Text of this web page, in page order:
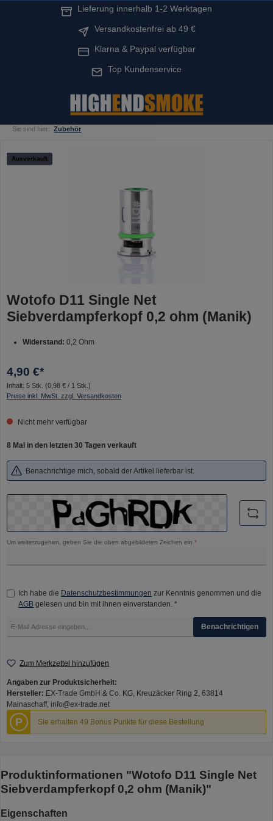
Lieferung innerhalb 1-2 Werktagen
Versandkostenfrei ab 49 €
Klarna & Paypal verfügbar
Top Kundenservice
Sie sind hier: Zubehör
Bildergalerie überspringen
Ausverkauft
Wotofo D11 Single Net
Siebverdampferkopf 0,2 ohm (Manik)
Widerstand: 0,2 Ohm
4,90 €*
Inhalt: 5 Stk. (0,98 € / 1 Stk.)
Preise inkl. MwSt. zzgl. Versandkosten
Nicht mehr verfügbar
8 Mal in den letzten 30 Tagen verkauft
Benachrichtige mich, sobald der Artikel lieferbar ist.
Um weiterzugehen, geben Sie die oben abgebildeten Zeichen ein *
Ich habe die Datenschutzbestimmungen zur Kenntnis genommen und die
AGB gelesen und bin mit ihnen einverstanden. *
Benachrichtigen
Zum Merkzettel hinzufügen
Angaben zur Produktsicherheit:
Hersteller: EX-Trade GmbH & Co. KG, Kreuzäcker Ring 2, 63814
Mainaschaff, info@ex-trade.net
P Sie erhalten 49 Bonus Punkte für diese Bestellung
Produktinformationen "Wotofo D11 Single Net
Siebverdampferkopf 0,2 ohm (Manik)"
Eigenschaften